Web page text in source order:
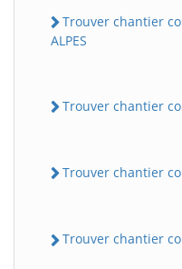
Trouver chantier
ALPES
Trouver chantier
Trouver chantier
Trouver chantier